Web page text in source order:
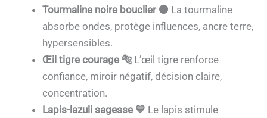
Tourmaline noire bouclier ⚫ La tourmaline
absorbe ondes, protège influences, ancre terre,
hypersensibles.
Œil tigre courage 🐅 L’œil tigre renforce
confiance, miroir négatif, décision claire,
concentration.
Lapis-lazuli sagesse 💙 Le lapis stimule